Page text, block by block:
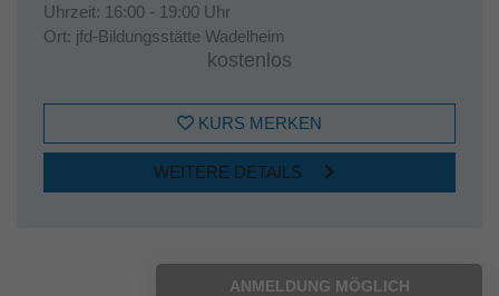
Uhrzeit: 16:00 - 19:00 Uhr
Ort: jfd-Bildungsstätte Wadelheim
kostenlos
KURS MERKEN
WEITERE DETAILS
ANMELDUNG MÖGLICH